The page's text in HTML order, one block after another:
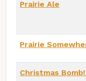
Prairie Ale
Prairie
Christmas